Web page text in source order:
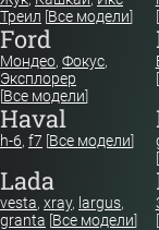
Треил [Все модели]
[
Ford
Мондео, Фокус,
Эксплорер
[Все модели]
[
Haval
h-6, f7 [Все модели]
[
Lada
vesta, xray, largus,
granta [Все модели]
[